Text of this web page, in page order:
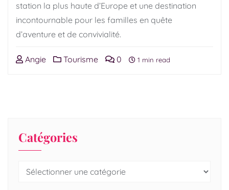
station la plus haute d’Europe et une destination
incontournable pour les familles en quête
d’aventure et de convivialité.
Angie Tourisme 0 1 min read
Catégories